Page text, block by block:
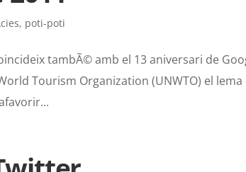
, poti-poti
tambÃ© amb el 13 aniversari de
Tourism Organization (UNWTO) el lema